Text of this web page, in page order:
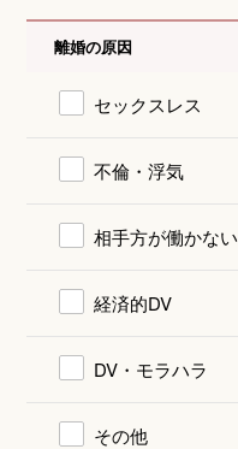
離婚の原因
セックスレス
不倫・浮気
相手方が働かない
経済的DV
DV・モラハラ
その他